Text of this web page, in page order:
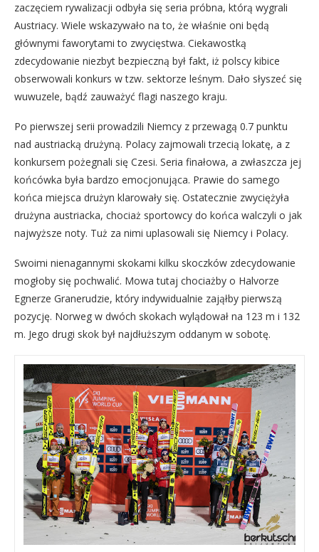
zaczęciem rywalizacji odbyła się seria próbna, którą wygrali
Austriacy. Wiele wskazywało na to, że właśnie oni będą
głównymi faworytami to zwycięstwa. Ciekawostką
zdecydowanie niezbyt bezpieczną był fakt, iż polscy kibice
obserwowali konkurs w tzw. sektorze leśnym. Dało słyszeć się
wuwuzele, bądź zauważyć flagi naszego kraju.
Po pierwszej serii prowadzili Niemcy z przewagą 0.7 punktu
nad austriacką drużyną. Polacy zajmowali trzecią lokatę, a z
konkursem pożegnali się Czesi. Seria finałowa, a zwłaszcza jej
końcówka była bardzo emocjonująca. Prawie do samego
końca miejsca drużyn klarowały się. Ostatecznie zwyciężyła
drużyna austriacka, chociaż sportowcy do końca walczyli o jak
najwyższe noty. Tuż za nimi uplasowali się Niemcy i Polacy.
Swoimi nienagannymi skokami kilku skoczków zdecydowanie
mogłoby się pochwalić. Mowa tutaj chociażby o Halvorze
Egnerze Granerudzie, który indywidualnie zająłby pierwszą
pozycję. Norweg w dwóch skokach wylądował na 123 m i 132
m. Jego drugi skok był najdłuższym oddanym w sobotę.